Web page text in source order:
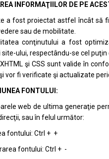
INFORMAŢIILOR DE PE
a fost proiectat astfel încât să
sau de mobilitate.
conţinutului a fost
site-ului, respectându-se cel puţin
şi CSS sunt valide în
vor fi verificate şi actualizate
FONTULUI:
web de ultima generaţie
sau în felul următor:
fontului: Ctrl + +
fontului: Ctrl + -